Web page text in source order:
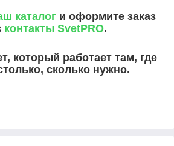
каталог и оформите заказ
контакты SvetPRO.
который работает там, где
сколько нужно.